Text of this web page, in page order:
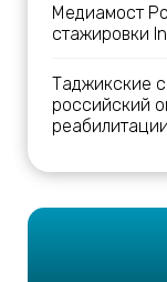
Медиамост
стажировки
Таджикские
российский
реабилитации